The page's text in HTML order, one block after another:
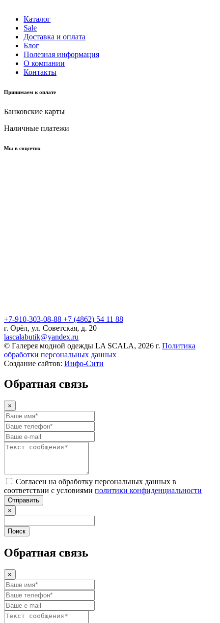
Каталог
Sale
Доставка и оплата
Блог
Полезная информация
О компании
Контакты
Принимаем к оплате
Банковские карты
Наличные платежи
Мы в соцсетях
+7-910-303-08-88 +7 (4862) 54 11 88
г. Орёл, ул. Советская, д. 20
lascalabutik@yandex.ru
© Галерея модной одежды LA SCALA, 2026 г. Политика
обработки персональных данных
Создание сайтов: Инфо-Сити
Обратная связь
×
Согласен на обработку персональных данных в
соответствии с условиями политики конфиденциальности
Отправить
×
Поиск
Обратная связь
×